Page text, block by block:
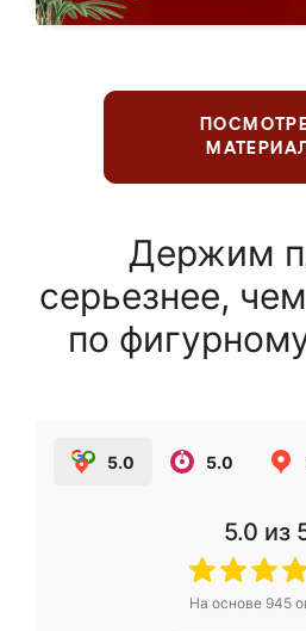
Держим
серьезнее,
по
5.0 5.0
5.0 из
На основе 945